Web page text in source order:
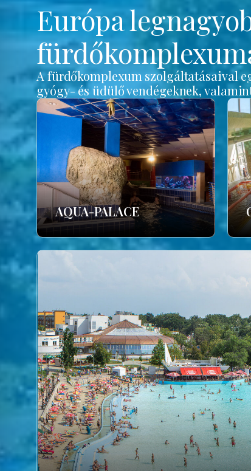
Európa
A fürdőkomplexum szolgáltatásaival
gyógy- és üdülő vendégeknek,
AQUA-PALACE